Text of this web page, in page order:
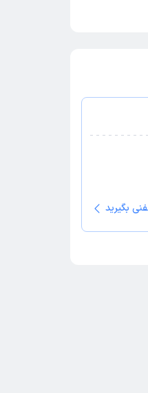
بگیرید